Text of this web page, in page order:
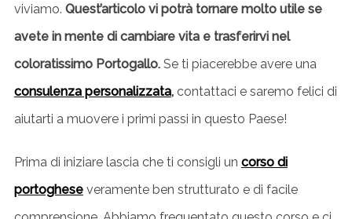
viviamo. Quest’articolo vi potrà tornare molto utile se
avete in mente di cambiare vita e trasferirvi nel
coloratissimo Portogallo. Se ti piacerebbe avere una
consulenza personalizzata,contattaci e saremo felici di
aiutarti a muovere i primi passi in questo Paese!
Prima di iniziare lascia che ti consigli un corso di
portogheseveramente ben strutturato e di facile